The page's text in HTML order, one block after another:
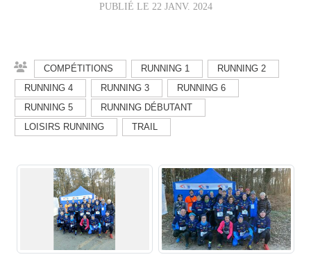
PUBLIÉ LE 22 JANV. 2024
COMPÉTITIONS RUNNING 1
RUNNING 2
RUNNING 4
RUNNING 3
RUNNING 6
RUNNING 5
RUNNING DÉBUTANT
LOISIRS RUNNING
TRAIL